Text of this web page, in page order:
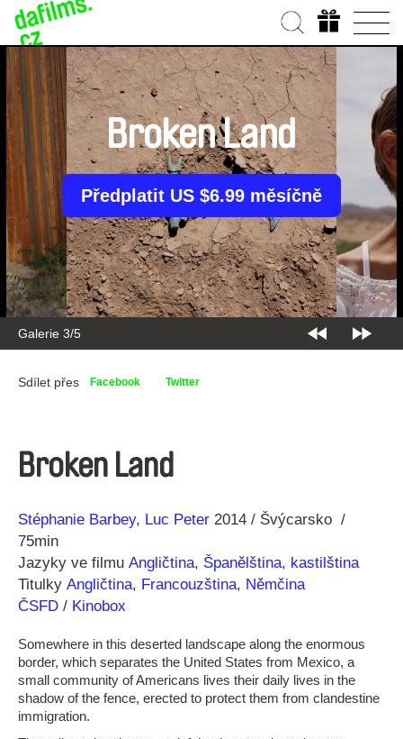
Galerie 3/5
Broken Land
Předplatit US $6.99 měsíčně
Sdílet přes Facebook Twitter
Broken Land
Režie
Stéphanie Barbey Luc Peter
Rok 2014
Švýcarsko
75min
Jazyky ve filmu Angličtina, Španělština, kastilština
Titulky Angličtina, Francouzština, Němčina
ČSFD / Kinobox
Somewhere in this deserted landscape along the enormous
border, which separates the United States from Mexico, a
small community of Americans lives their daily lives in the
shadow of the fence, erected to protect them from clandestine
immigration.